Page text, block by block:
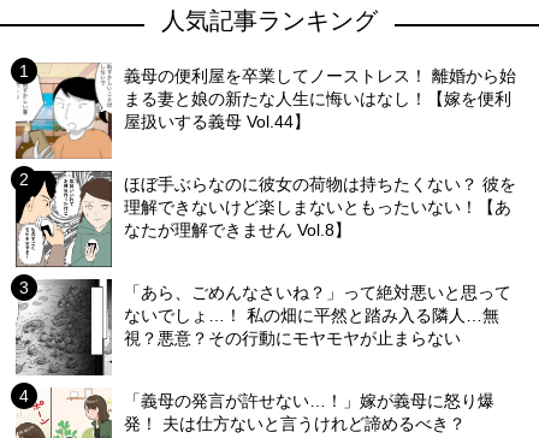
人気記事ランキング
義母の便利屋を卒業してノーストレス！ 離婚から始
まる妻と娘の新たな人生に悔いはなし！【嫁を便利
屋扱いする義母 Vol.44】
ほぼ手ぶらなのに彼女の荷物は持ちたくない？ 彼を
理解できないけど楽しまないともったいない！【あ
なたが理解できません Vol.8】
「あら、ごめんなさいね？」って絶対悪いと思って
ないでしょ…！ 私の畑に平然と踏み入る隣人…無
視？悪意？その行動にモヤモヤが止まらない
「義母の発言が許せない…！」嫁が義母に怒り爆
発！ 夫は仕方ないと言うけれど諦めるべき？